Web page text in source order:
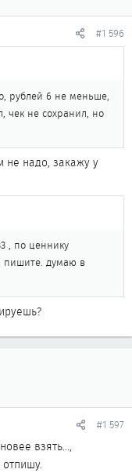
#1 596
рублей 6 не меньше,
чек не сохранил, но
не надо, закажу у
, по ценнику
пишите. думаю в
#1 597
взять...,